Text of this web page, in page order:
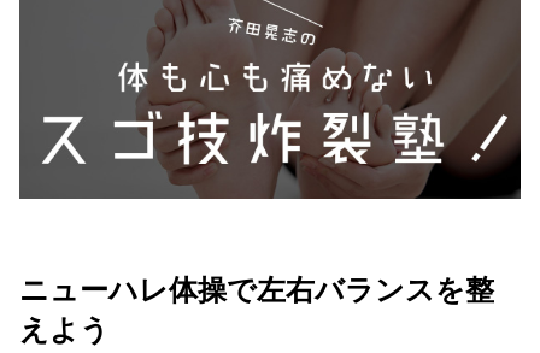
ニューハレ体操で左右バランスを整
えよう